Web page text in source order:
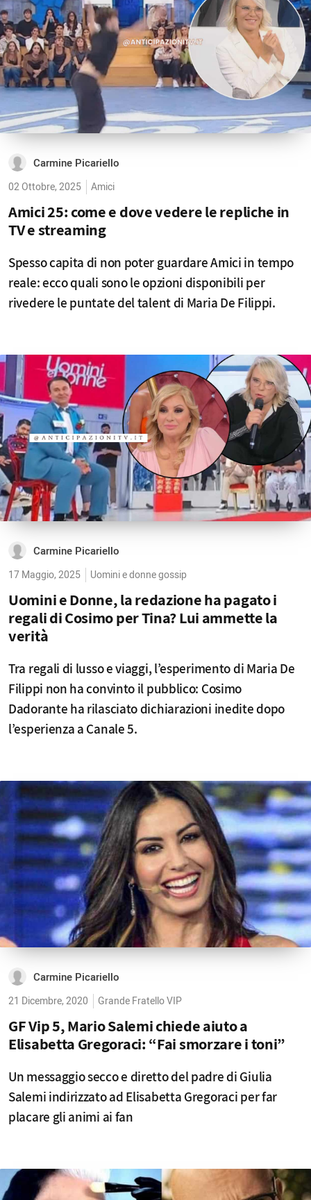
Carmine Picariello
02 Ottobre, 2025 Amici
Amici 25: come e dove vedere le repliche in
TV e streaming
Spesso capita di non poter guardare Amici in tempo
reale: ecco quali sono le opzioni disponibili per
rivedere le puntate del talent di Maria De Filippi.
Carmine Picariello
17 Maggio, 2025 Uomini e donne gossip
Uomini e Donne, la redazione ha pagato i
regali di Cosimo per Tina? Lui ammette la
verità
Tra regali di lusso e viaggi, l’esperimento di Maria De
Filippi non ha convinto il pubblico: Cosimo
Dadorante ha rilasciato dichiarazioni inedite dopo
l’esperienza a Canale 5.
Carmine Picariello
21 Dicembre, 2020 Grande Fratello VIP
GF Vip 5, Mario Salemi chiede aiuto a
Elisabetta Gregoraci: “Fai smorzare i toni”
Un messaggio secco e diretto del padre di Giulia
Salemi indirizzato ad Elisabetta Gregoraci per far
placare gli animi ai fan